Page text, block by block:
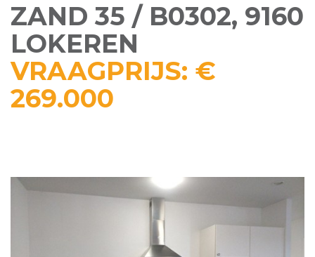
ZAND 35 / B0302, 9160
LOKEREN
VRAAGPRIJS: €
269.000